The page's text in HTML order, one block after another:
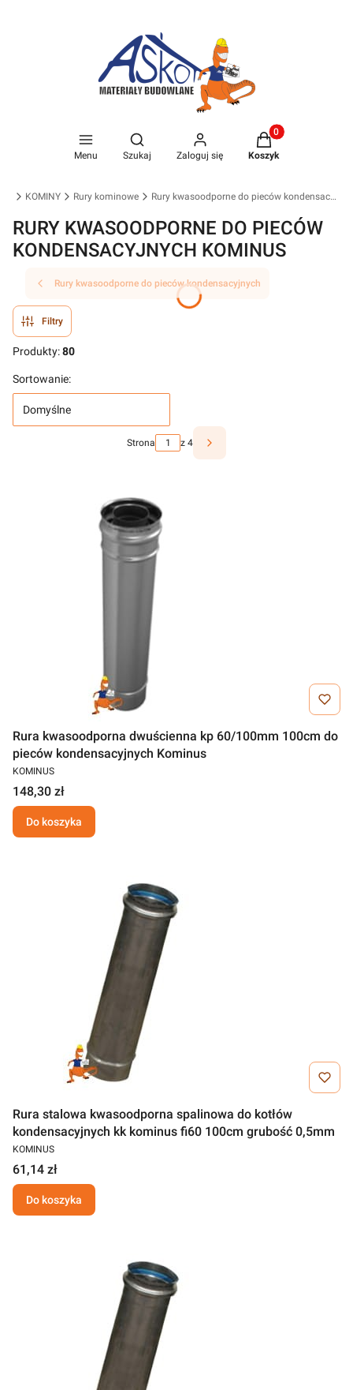
Menu
Otwórz wyszukiwarkę
Szukaj Zaloguj się
Produkty w
Koszyk
KOMINY Rury kominowe Rury kwasoodporne do pieców kondensacyjnych
RURY KWASOODPORNE DO PIECÓW
KONDENSACYJNYCH KOMINUS
Rury kwasoodporne do pieców kondensacyjnych
Filtry
Produkty:80
Sortowanie:
Domyślne
Strona z 4
Rura kwasoodporna dwuścienna kp 60/100mm 100cm do
pieców kondensacyjnych Kominus
KOMINUS
148,30 zł
Do koszyka
Rura stalowa kwasoodporna spalinowa do kotłów
kondensacyjnych kk kominus fi60 100cm grubość 0,5mm
KOMINUS
61,14 zł
Do koszyka